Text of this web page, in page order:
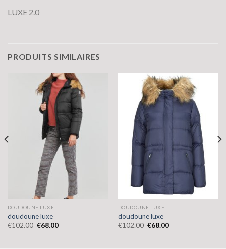
LUXE 2.0
PRODUITS SIMILAIRES
DOUDOUNE LUXE
doudoune luxe
€102.00 €68.00
DOUDOUNE LUXE
doudoune luxe
€102.00 €68.00